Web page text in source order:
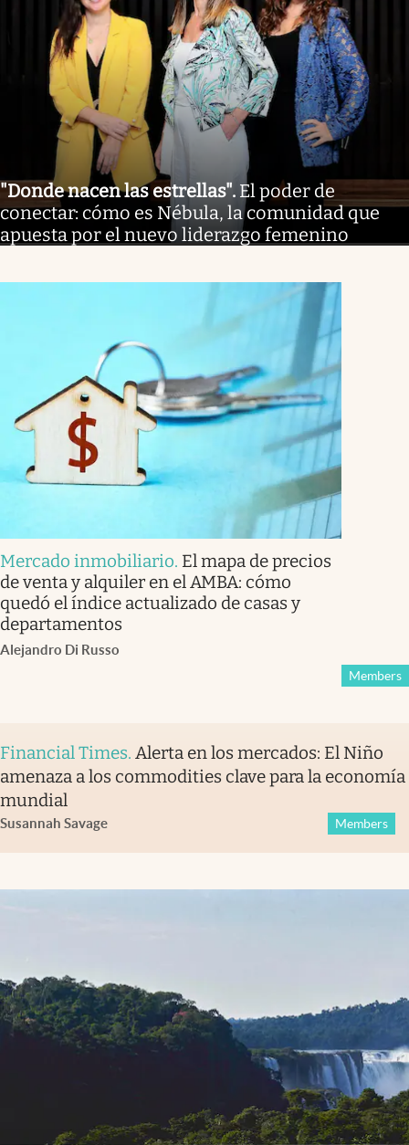
"Donde nacen las estrellas". El poder de
conectar: cómo es Nébula, la comunidad que
apuesta por el nuevo liderazgo femenino
Mercado inmobiliario. El mapa de precios
de venta y alquiler en el AMBA: cómo
quedó el índice actualizado de casas y
departamentos
Alejandro Di Russo
Members
Financial Times. Alerta en los mercados: El Niño
amenaza a los commodities clave para la economía
mundial
Susannah Savage Members